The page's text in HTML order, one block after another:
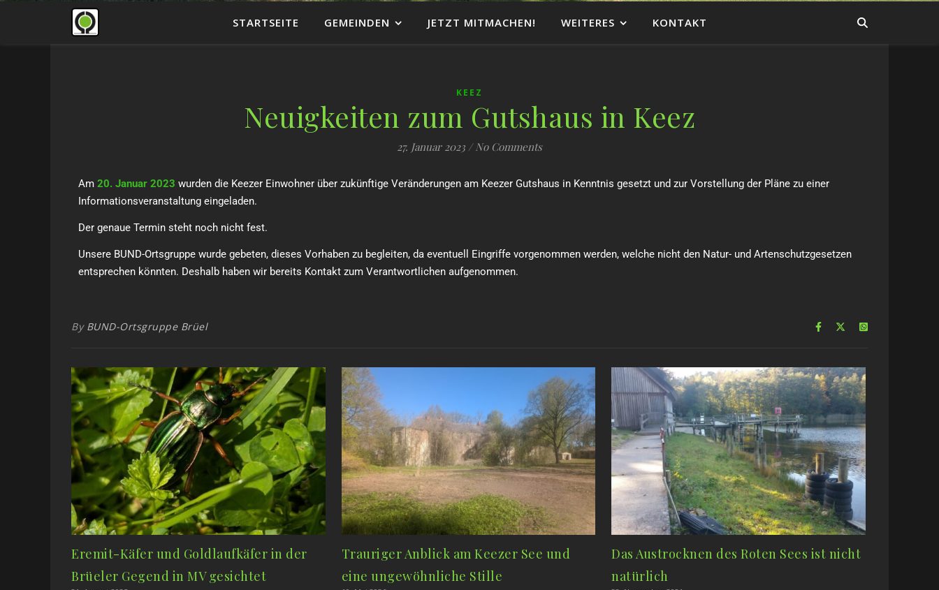
STARTSEITE GEMEINDEN JETZT MITMACHEN! WEITERES KONTAKT
KEEZ
Neuigkeiten zum Gutshaus in Keez
27. Januar 2023 / No Comments
Am 20. Januar 2023 wurden die Keezer Einwohner über zukünftige Veränderungen am Keezer Gutshaus in Kenntnis gesetzt und zur Vorstellung der Pläne zu einer
Informationsveranstaltung eingeladen.
Der genaue Termin steht noch nicht fest.
Unsere BUND-Ortsgruppe wurde gebeten, dieses Vorhaben zu begleiten, da eventuell Eingriffe vorgenommen werden, welche nicht den Natur- und Artenschutzgesetzen
entsprechen könnten. Deshalb haben wir bereits Kontakt zum Verantwortlichen aufgenommen.
By BUND-Ortsgruppe Brüel
Eremit-Käfer und Goldlaufkäfer in der
Brüeler Gegend in MV gesichtet
Trauriger Anblick am Keezer See und
eine ungewöhnliche Stille
Das Austrocknen des Roten Sees ist nicht
natürlich